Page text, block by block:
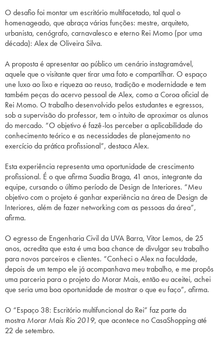
O desafio foi montar um escritório multifacetado, tal qual o
homenageado, que abraça várias funções: mestre, arquiteto,
urbanista, cenógrafo, carnavalesco e eterno Rei Momo (por uma
década): Alex de Oliveira Silva.
A proposta é apresentar ao público um cenário instagramável,
aquele que o visitante quer tirar uma foto e compartilhar. O espaço
une luxo ao lixo e riqueza ao reuso, tradição e modernidade e tem
também peças do acervo pessoal de Alex, como a Coroa oficial de
Rei Momo. O trabalho desenvolvido pelos estudantes e egressos,
sob a supervisão do professor, tem o intuito de aproximar os alunos
do mercado. “O objetivo é fazê-los perceber a aplicabilidade do
conhecimento teórico e as necessidades de planejamento no
exercício da prática profissional”, destaca Alex.
Esta experiência representa uma oportunidade de crescimento
profissional. É o que afirma Suadia Braga, 41 anos, integrante da
equipe, cursando o último período de Design de Interiores. “Meu
objetivo com o projeto é ganhar experiência na área de Design de
Interiores, além de fazer networking com as pessoas da área”,
afirma.
O egresso de Engenharia Civil da UVA Barra, Vitor Lemos, de 25
anos, acredita que esta é uma boa chance de divulgar seu trabalho
para novos parceiros e clientes. “Conheci o Alex na faculdade,
depois de um tempo ele já acompanhava meu trabalho, e me propôs
uma parceria para o projeto do Morar Mais, então eu aceitei, achei
que seria uma boa oportunidade de mostrar o que eu faço”, afirma.
O “Espaço 38: Escritório multifuncional do Rei” faz parte da
mostra Morar Mais Rio 2019, que acontece no CasaShopping até
22 de setembro.